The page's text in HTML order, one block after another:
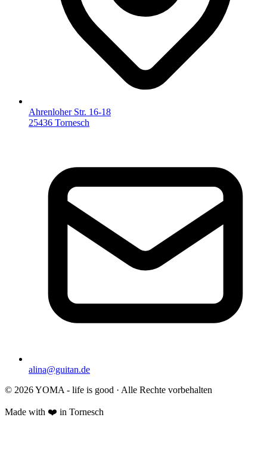
Ahrenloher Str. 16-18
25436 Tornesch
alina@guitan.de
© 2026 YOMA - life is good · Alle Rechte vorbehalten
Made with ❤️ in Tornesch